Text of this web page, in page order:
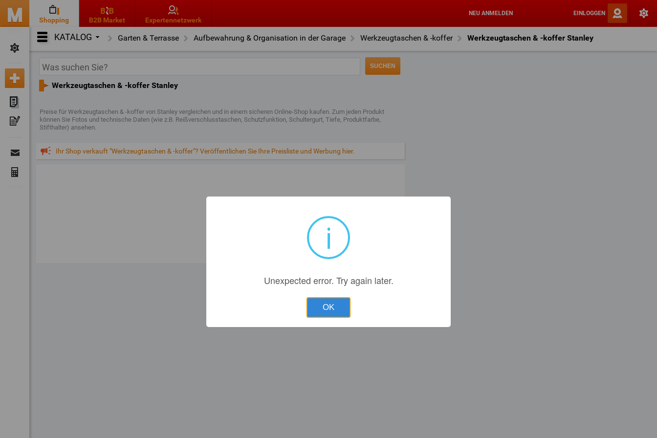
Shopping B2B Market Expertennetzwerk
NEU ANMELDEN EINLOGGEN
KATALOG Garten & Terrasse Aufbewahrung & Organisation in der Garage Werkzeugtaschen & -koffer Werkzeugtaschen & -koffer Stanley
Werkzeugtaschen & -koffer Stanley
Preise für Werkzeugtaschen & -koffer von Stanley vergleichen und in einem sicheren Online-Shop kaufen. Zum jeden Produkt
können Sie Fotos und technische Daten (wie z.B. Reißverschlusstaschen, Schutzfunktion, Schultergurt, Tiefe, Produktfarbe,
Stifthalter) ansehen.
Ihr Shop verkauft "Werkzeugtaschen & -koffer"? Veröffentlichen Sie Ihre Preisliste und Werbung hier.
i
Unexpected error. Try again later.
OK